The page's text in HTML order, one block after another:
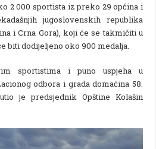
2 000 sportista iz preko 29 općina i
jugoslovenskih republika
i Crna Gora), koji će se takmičiti u
biti dodijeljeno oko 900 medalja.
sportistima i puno uspjeha u
odbora i grada domaćina 58.
je predsjednik Opštine Kolašin